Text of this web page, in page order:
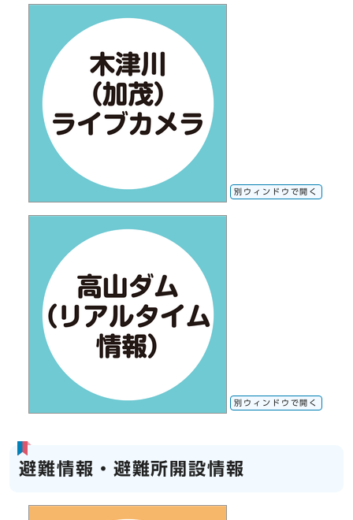
別ウィンドウで開く
別ウィンドウで開く
避難情報・避難所開設情報